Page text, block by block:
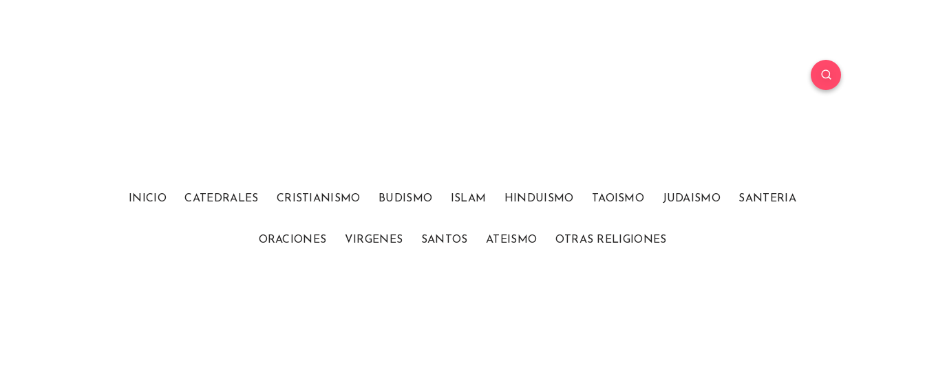
INICIO CATEDRALES CRISTIANISMO BUDISMO ISLAM HINDUISMO TAOISMO JUDAISMO SANTERIA
ORACIONES VIRGENES SANTOS ATEISMO OTRAS RELIGIONES